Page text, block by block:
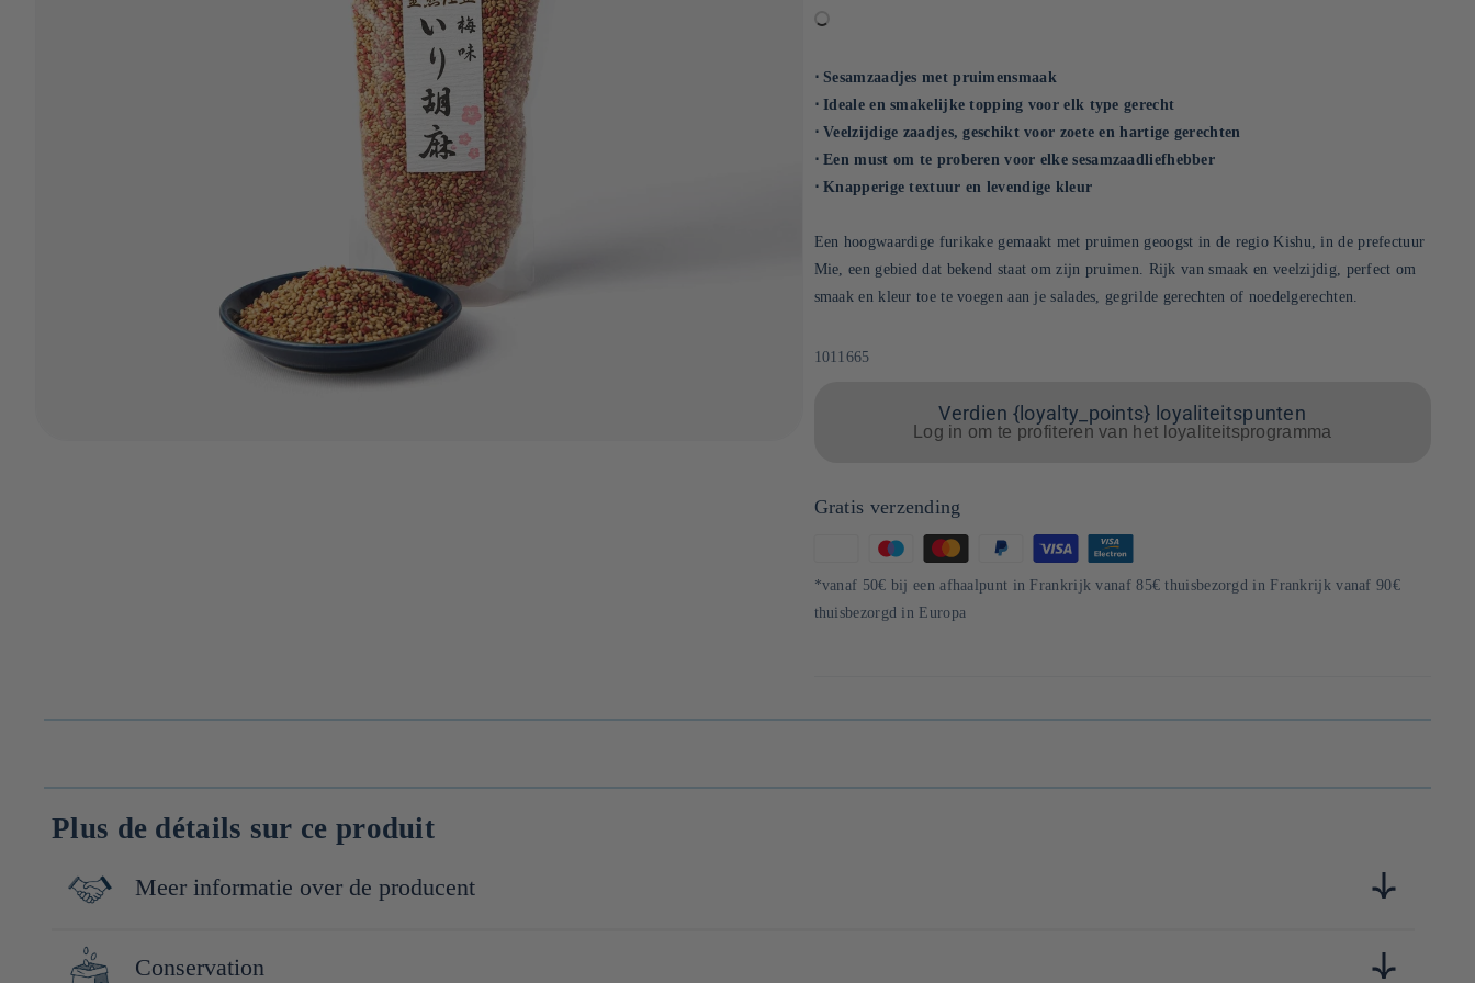
⋅ Sesamzaadjes met pruimensmaak
⋅ Ideale en smakelijke topping voor elk type gerecht
⋅ Veelzijdige zaadjes, geschikt voor zoete en hartige gerechten
⋅ Een must om te proberen voor elke sesamzaadliefhebber
⋅ Knapperige textuur en levendige kleur
Een hoogwaardige furikake gemaakt met pruimen geoogst in de regio Kishu, in de prefectuur
Mie, een gebied dat bekend staat om zijn pruimen. Rijk van smaak en veelzijdig, perfect om
smaak en kleur toe te voegen aan je salades, gegrilde gerechten of noedelgerechten.
SKU:
1011665
Verdien {loyalty_points} loyaliteitspunten
Log in om te profiteren van het loyaliteitsprogramma
Gratis verzending
Betaalmethoden
*vanaf 50€ bij een afhaalpunt in Frankrijk vanaf 85€ thuisbezorgd in Frankrijk vanaf 90€
thuisbezorgd in Europa
Plus de détails sur ce produit
Meer informatie over de producent
C'est en 1737, pendant l'ère d'Edo qu'est fondé à Nihonbashi, à Tokyo, Yagicho Honten. L'entreprise approvisionne les restaurants en algue Kombu, qui sert à la fabrication du dashi, le bouillon à la
Conservation